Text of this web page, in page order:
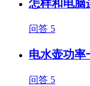
怎样和电脑
问答 5
电水壶功率
问答 5